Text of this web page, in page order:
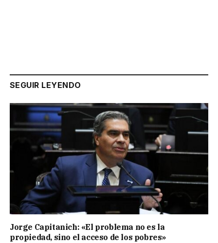
SEGUIR LEYENDO
Jorge Capitanich: «El problema no es la
propiedad, sino el acceso de los pobres»